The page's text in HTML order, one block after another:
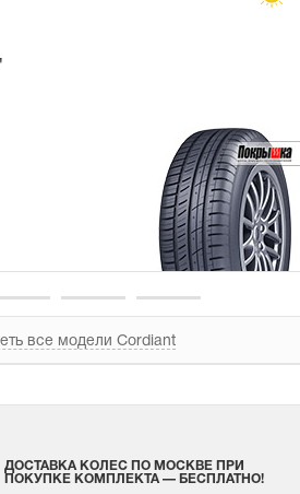
все модели Cordiant
ДОСТАВКА КОЛЕС ПО МОСКВЕ ПРИ
ПОКУПКЕ КОМПЛЕКТА — БЕСПЛАТНО!